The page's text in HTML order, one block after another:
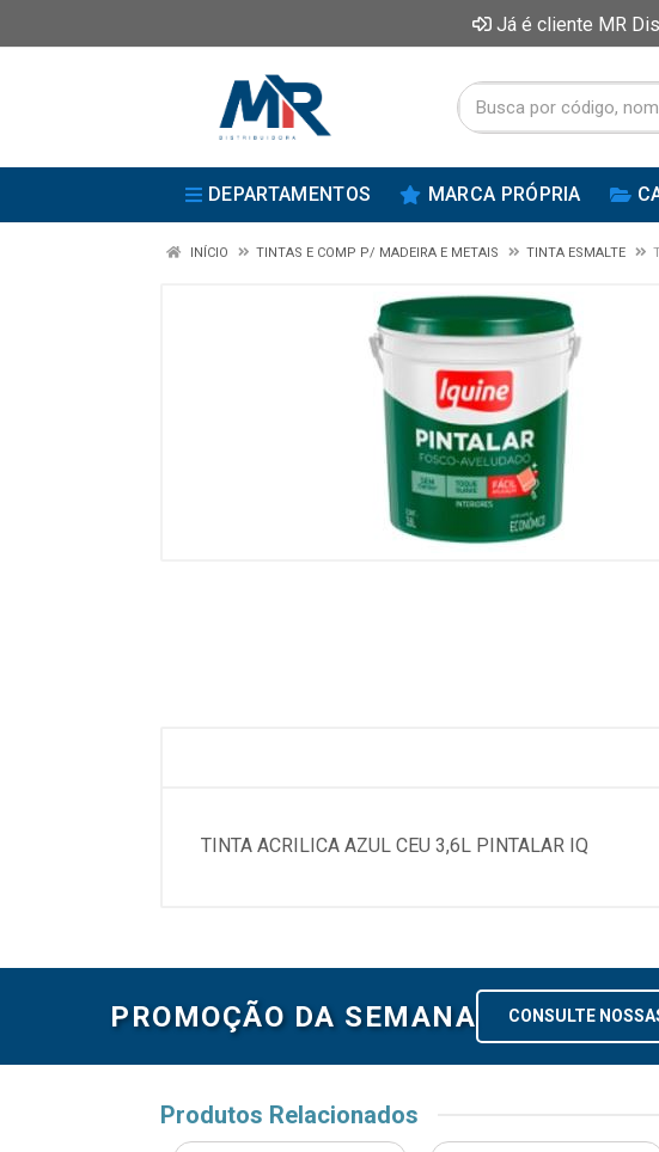
Já é cliente MR
DEPARTAMENTOS MARCA PRÓPRIA
INÍCIO TINTAS E COMP P/ MADEIRA E METAIS TINTA ESMALTE
TINTA ACRILICA AZUL CEU 3,6L PINTALAR IQ
PROMOÇÃO DA SEMANA CONSULTE
Produtos Relacionados